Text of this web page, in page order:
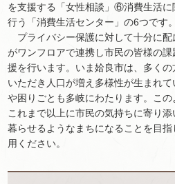
を支援する「女性相談」⑥消費生活に
行う「消費生活センター」の6つです。
プライバシー保護に対して十分に配
がワンフロアで連携し市民の皆様の
援を行います。いま姶良市は、多く
いただき人口が増え多様性が生まれ
や困りごとも多岐にわたります。この
これまで以上に市民の気持ちに寄り
暮らせるようなまちになることを目
用ください。